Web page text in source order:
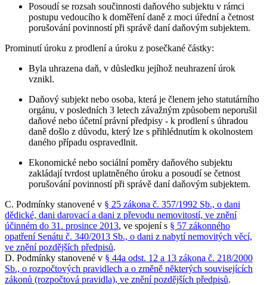
Posoudí se rozsah součinnosti daňového subjektu v rámci
postupu vedoucího k doměření daně z moci úřední a četnost
porušování povinností při správě daní daňovým subjektem.
Prominutí úroku z prodlení a úroku z posečkané částky:
Byla uhrazena daň, v důsledku jejíhož neuhrazení úrok
vznikl.
Daňový subjekt nebo osoba, která je členem jeho statutárního
orgánu, v posledních 3 letech závažným způsobem neporušil
daňové nebo účetní právní předpisy - k prodlení s úhradou
daně došlo z důvodu, který lze s přihlédnutím k okolnostem
daného případu ospravedlnit.
Ekonomické nebo sociální poměry daňového subjektu
zakládají tvrdost uplatněného úroku a posoudí se četnost
porušování povinností při správě daní daňovým subjektem.
C. Podmínky stanovené v § 25 zákona č. 357/1992 Sb., o dani
dědické, dani darovací a dani z převodu nemovitostí, ve znění
účinném do 31. prosince 2013, ve spojení s § 57 zákonného
opatření Senátu č. 340/2013 Sb., o dani z nabytí nemovitých věcí,
ve znění pozdějších předpisů.
D. Podmínky stanovené v § 44a odst. 12 a 13 zákona č. 218/2000
Sb., o rozpočtových pravidlech a o změně některých souvisejících
zákonů (rozpočtová pravidla), ve znění pozdějších předpisů.